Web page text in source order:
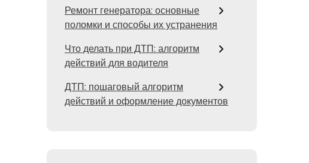
Ремонт генератора: основные
поломки и способы их устранения
Что делать при ДТП: алгоритм
действий для водителя
ДТП: пошаговый алгоритм
действий и оформление документов